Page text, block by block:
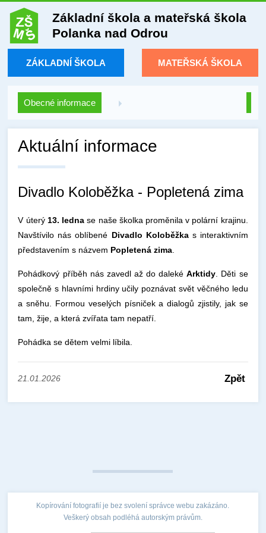
Základní škola a mateřská škola
Polanka nad Odrou
ZÁKLADNÍ ŠKOLA MATEŘSKÁ ŠKOLA
Obecné informace
Aktuální informace
Divadlo Koloběžka - Popletená zima
V úterý 13. ledna se naše školka proměnila v polární krajinu.
Navštívilo nás oblíbené Divadlo Koloběžkas interaktivním
představením s názvem Popletená zima
Pohádkový příběh nás zavedl až do dalekéArktidy . Děti se
společně s hlavními hrdiny učily poznávat svět věčného ledu
a sněhu. Formou veselých písniček a dialogů zjistily, jak se
tam, žije, a která zvířata tam nepatří.
Pohádka se dětem velmi líbila.
21.01.2026 Zpět
Kopírování fotografií je bez svolení správce webu zakázáno.
Veškerý obsah podléhá autorským právům.